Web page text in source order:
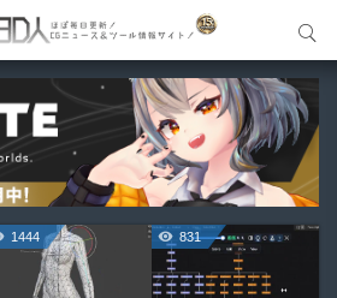
1444 831
サイト内検索